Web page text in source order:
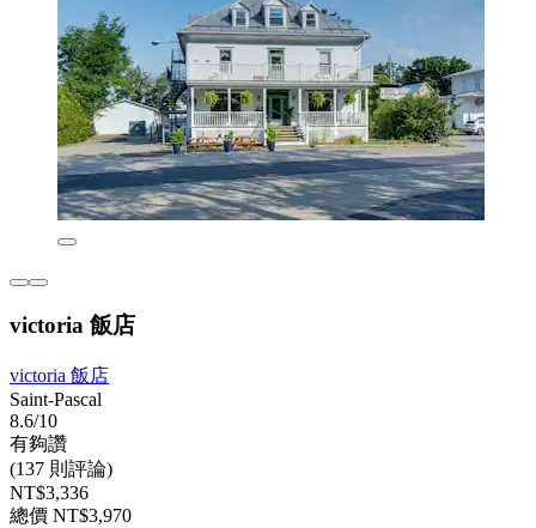
victoria 飯店
victoria 飯店
Saint-Pascal
8.6/10
有夠讚
(137 則評論)
NT$3,336
總價 NT$3,970